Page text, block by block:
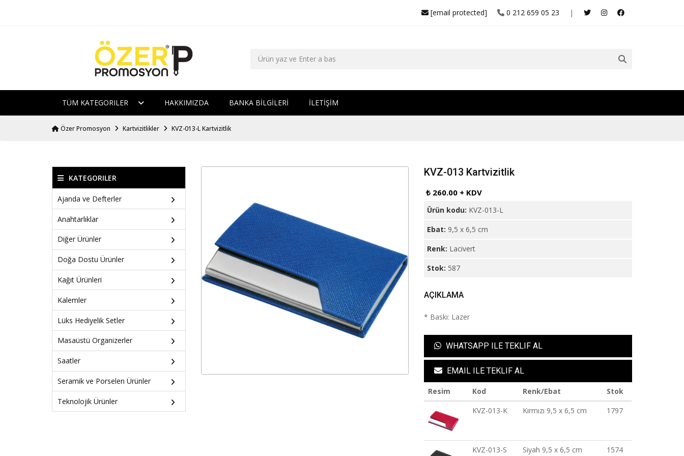
|
0 212 659 05 23
[email protected]
TÜM KATEGORILER HAKKIMIZDA BANKA BİLGİLERİ İLETİŞİM
Özer Promosyon Kartvizitlikler KVZ-013-L Kartvizitlik
KATEGORILER
Ajanda ve Defterler
Anahtarlıklar
Diğer Ürünler
Doğa Dostu Ürünler
Kağıt Ürünleri
Kalemler
Lüks Hediyelik Setler
Masaüstü Organizerler
Saatler
Seramik ve Porselen Ürünler
Teknolojik Ürünler
KVZ-013 Kartvizitlik
₺ 260.00 + KDV
Ürün kodu: KVZ-013-L
Ebat: 9,5 x 6,5 cm
Renk: Lacivert
Stok: 587
AÇIKLAMA
* Baskı: Lazer
WHATSAPP ILE TEKLIF AL
EMAIL ILE TEKLIF AL
Resim Kod Renk/Ebat
Stok
KVZ-013-K
Kırmızı 9,5 x 6,5 cm 1797
KVZ-013-S Siyah 9,5 x 6,5 cm 1574